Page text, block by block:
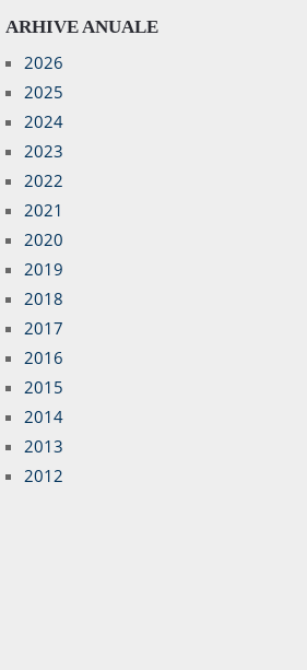
ARHIVE ANUALE
2026
2025
2024
2023
2022
2021
2020
2019
2018
2017
2016
2015
2014
2013
2012